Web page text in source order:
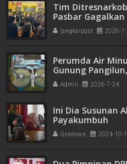
Tim
Pasbar
Ganja Kering
jangkarpost 2026-
Perumda Air
Gunung
Penyesuaian
Admin 2026-7-24
Ini Dia Susunan
Payakumbuh
Unknown 2024-10-